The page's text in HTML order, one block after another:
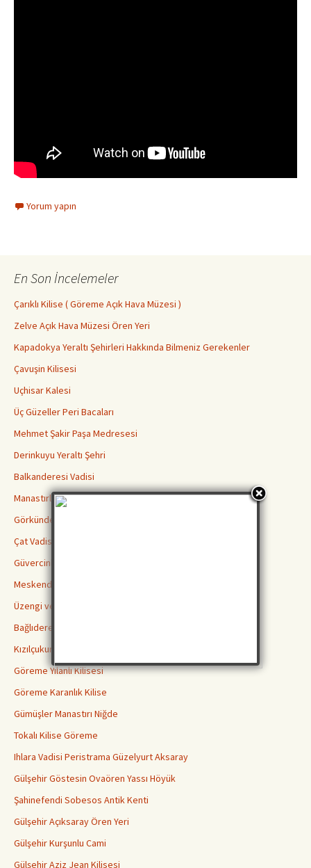
Yorum yapın
En Son İncelemeler
Çarıklı Kilise ( Göreme Açık Hava Müzesi )
Zelve Açık Hava Müzesi Ören Yeri
Kapadokya Yeraltı Şehirleri Hakkında Bilmeniz Gerekenler
Çavuşin Kilisesi
Uçhisar Kalesi
Üç Güzeller Peri Bacaları
Mehmet Şakir Paşa Medresesi
Derinkuyu Yeraltı Şehri
Balkanderesi Vadisi
Manastırlar Vadisi
Görkündere Vadisi
Çat Vadisi
Güvercinlik Vadisi
Meskendir Vadisi
Üzengi ve Gomeda Vadileri
Bağlıdere Aşk Vadisi
Kızılçukur Vadisi Ortahisar
Göreme Yılanlı Kilisesi
Göreme Karanlık Kilise
Gümüşler Manastırı Niğde
Tokalı Kilise Göreme
Ihlara Vadisi Peristrama Güzelyurt Aksaray
Gülşehir Göstesin Ovaören Yassı Höyük
Şahinefendi Sobesos Antik Kenti
Gülşehir Açıksaray Ören Yeri
Gülşehir Kurşunlu Cami
Gülşehir Aziz Jean Kilisesi